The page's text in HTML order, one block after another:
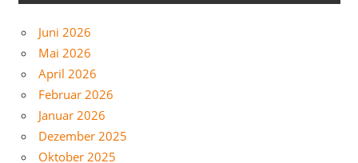
Juni 2026
Mai 2026
April 2026
Februar 2026
Januar 2026
Dezember 2025
Oktober 2025